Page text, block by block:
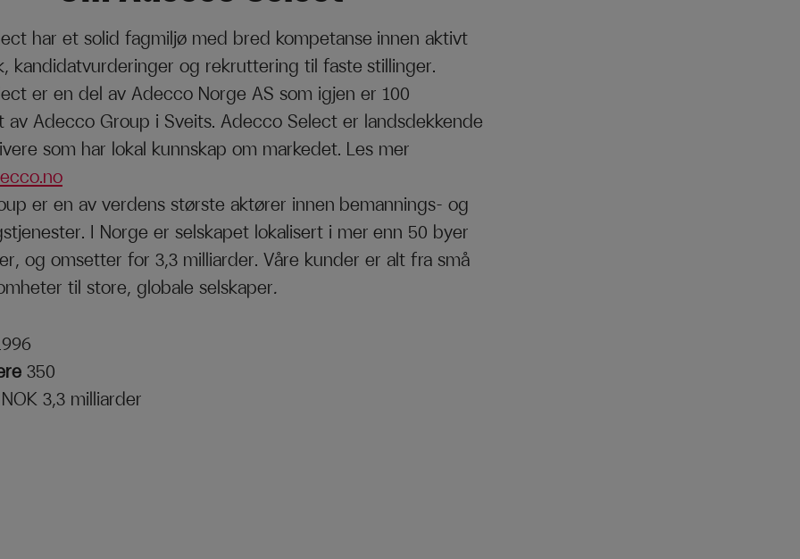
har et solid fagmiljø med bred kompetanse innen aktivt
kandidatvurderinger og rekruttering til faste stillinger.
er en del av Adecco Norge AS som igjen er 100
av Adecco Group i Sveits. Adecco Select er landsdekkende
som har lokal kunnskap om markedet. Les mer
er en av verdens største aktører innen bemannings- og
I Norge er selskapet lokalisert i mer enn 50 byer
og omsetter for 3,3 milliarder. Våre kunder er alt fra små
til store, globale selskaper.
350
NOK 3,3 milliarder